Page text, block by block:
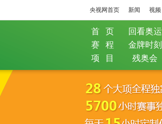
央视网首页 新闻 视频
首 页 回看奥运
赛 程
金牌时刻
项 目
残奥会